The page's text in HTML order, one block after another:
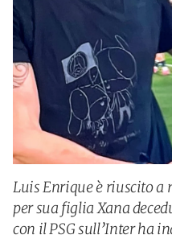
Luis Enrique è riuscito a
per sua figlia Xana
con il PSG sull’Inter ha